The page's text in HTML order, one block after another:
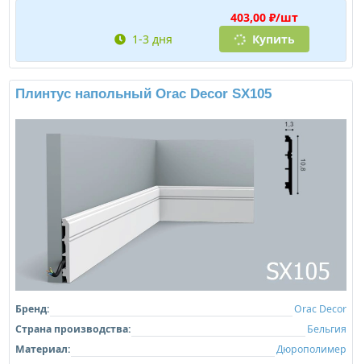
403,00 ₽/шт
1-3 дня
Купить
Плинтус напольный Orac Decor SX105
Бренд:
Orac Decor
Страна производства:
Бельгия
Материал:
Дюрополимер